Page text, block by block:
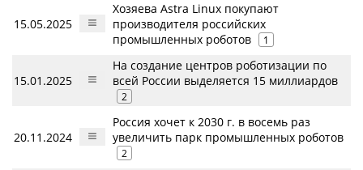
15.05.2025
Хозяева Astra Linux покупают
производителя российских
промышленных роботов
1
15.01.2025
На создание центров роботизации по
всей России выделяется 15 миллиардов
2
20.11.2024
Россия хочет к 2030 г. в восемь раз
увеличить парк промышленных роботов
2